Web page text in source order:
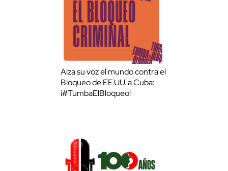
Alza su voz el mundo contra el
Bloqueo de EE.UU. a Cuba:
¡#TumbaElBloqueo!